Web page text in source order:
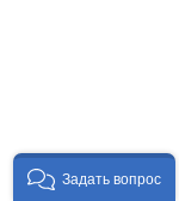
Задать вопрос